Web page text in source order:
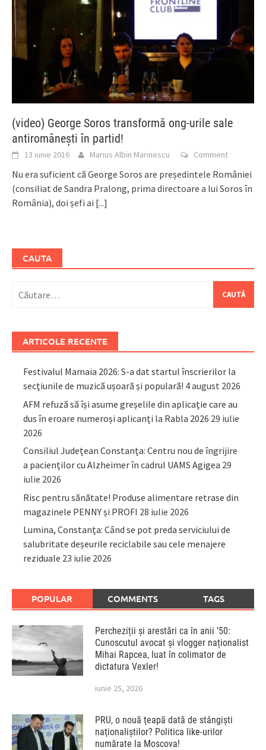
(video) George Soros transformă ong-urile sale
antiromânești în partid!
13 iunie 2016 Marius Albin Marinescu Comment
Nu era suficient că George Soros are președintele României
(consiliat de Sandra Pralong, prima directoare a lui Soros în
România), doi șefi ai [...]
CAUTA
după:
ARTICOLE RECENTE
Festivalul Mamaia 2026: S-a dat startul înscrierilor la
secțiunile de muzică ușoară și populară! 4 august 2026
AFM refuză să își asume greșelile din aplicație care au
dus în eroare numeroși aplicanți la Rabla 2026 29 iulie
2026
Consiliul Județean Constanța: Centru nou de îngrijire
a pacienților cu Alzheimer în cadrul UAMS Agigea 29
iulie 2026
Risc pentru sănătate! Produse alimentare retrase din
magazinele PENNY și PROFI 28 iulie 2026
Lumina, Constanța: Când se pot preda serviciului de
salubritate deșeurile reciclabile sau cele menajere
reziduale 23 iulie 2026
POPULAR COMMENTS TAGS
Percheziții și arestări ca în anii ’50:
Cunoscutul avocat și vlogger naționalist
Mihai Rapcea, luat în colimator de
dictatura Vexler!
iunie 25, 2026
PRU, o nouă ţeapă dată de stângişti
naţionaliştilor? Politica like-urilor
numărate la Moscova!